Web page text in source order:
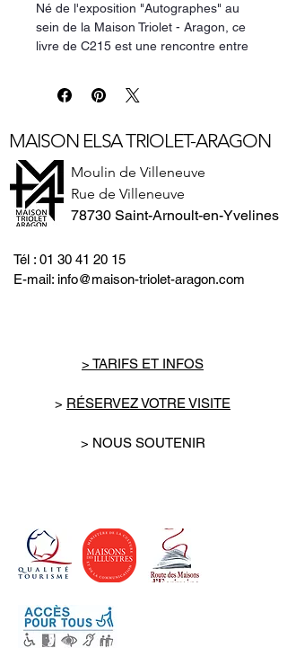
Né de l'exposition "Autographes" au
sein de la Maison Triolet - Aragon, ce
livre de C215 est une rencontre entre
C215 nous présente ici des trésors
manuscrits de grands auteurs qui
l'ont marqué et les pochoirs qu'il a
créé en réponse.
MAISON ELSA TRIOLET-ARAGON
Moulin de Villeneuve
Rue de Villeneuve
78730 Saint-Arnoult-en-Yvelines
Tél : 01 30 41 20 15
E-mail: info@maison-triolet-aragon.com
> TARIFS ET INFOS
> RÉSERVEZ VOTRE VISITE
> NOUS SOUTENIR